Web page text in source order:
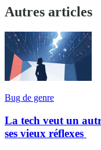
Autres articles
Bug de genre
La tech veut un
ses vieux réflexes